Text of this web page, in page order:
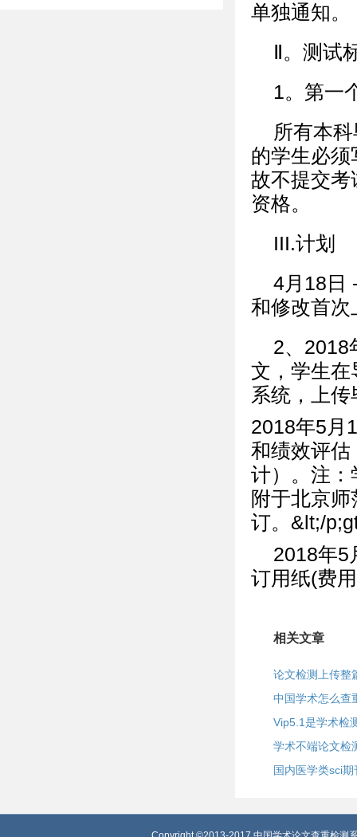
单独通知。
Ⅱ。测试
1。第一
所有本
的学生必
故不提交考
资格。
III.计划
4月18日
和修改首次
2、2018
文，学生在
系统，上
2018年5月
和绩效评估
计）。注：
附于北京
订。&lt;/
2018年5
订用纸(费
相关文章
论文检测上传整
中国学术怎么查
Vip5.1是学术检
学术不端论文检
国内医学类sci期